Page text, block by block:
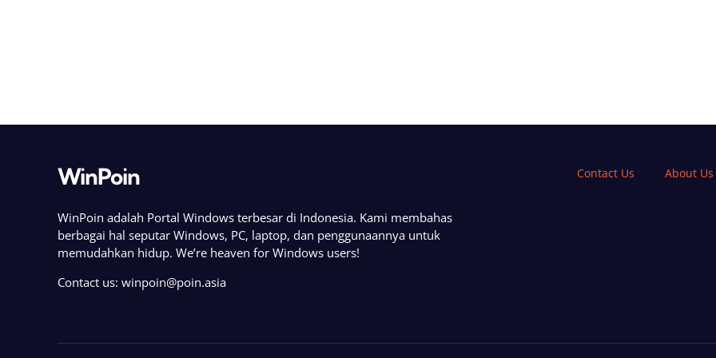
WinPoin
WinPoin adalah Portal Windows terbesar di Indonesia. Kami membahas
berbagai hal seputar Windows, PC, laptop, dan penggunaannya untuk
memudahkan hidup. We’re heaven for Windows users!
Contact us: winpoin@poin.asia
Contact Us About Us